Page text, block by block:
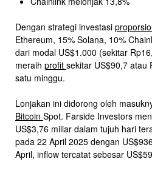
Dengan strategi investasi
Ethereum, 15% Solana, 10%
dari modal US$1.000 (sekitar
meraih profit sekitar US$90,7 atau
satu minggu.
Lonjakan ini didorong oleh
Bitcoin Spot. Farside Investors
US$3,76 miliar dalam tujuh hari
pada 22 April 2025 dengan
April, inflow tercatat sebesar